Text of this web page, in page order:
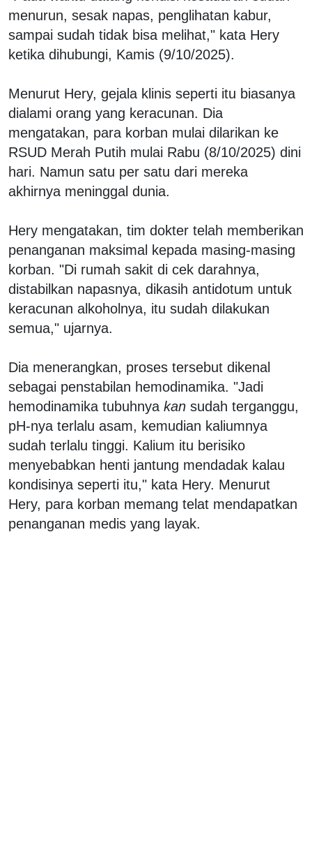
menurun, sesak napas, penglihatan kabur,
sampai sudah tidak bisa melihat," kata Hery
ketika dihubungi, Kamis (9/10/2025).
Menurut Hery, gejala klinis seperti itu biasanya
dialami orang yang keracunan. Dia
mengatakan, para korban mulai dilarikan ke
RSUD Merah Putih mulai Rabu (8/10/2025) dini
hari. Namun satu per satu dari mereka
akhirnya meninggal dunia.
Hery mengatakan, tim dokter telah memberikan
penanganan maksimal kepada masing-masing
korban. "Di rumah sakit di cek darahnya,
distabilkan napasnya, dikasih antidotum untuk
keracunan alkoholnya, itu sudah dilakukan
semua," ujarnya.
Dia menerangkan, proses tersebut dikenal
sebagai penstabilan hemodinamika. "Jadi
hemodinamika tubuhnya kan sudah terganggu,
pH-nya terlalu asam, kemudian kaliumnya
sudah terlalu tinggi. Kalium itu berisiko
menyebabkan henti jantung mendadak kalau
kondisinya seperti itu," kata Hery. Menurut
Hery, para korban memang telat mendapatkan
penanganan medis yang layak.